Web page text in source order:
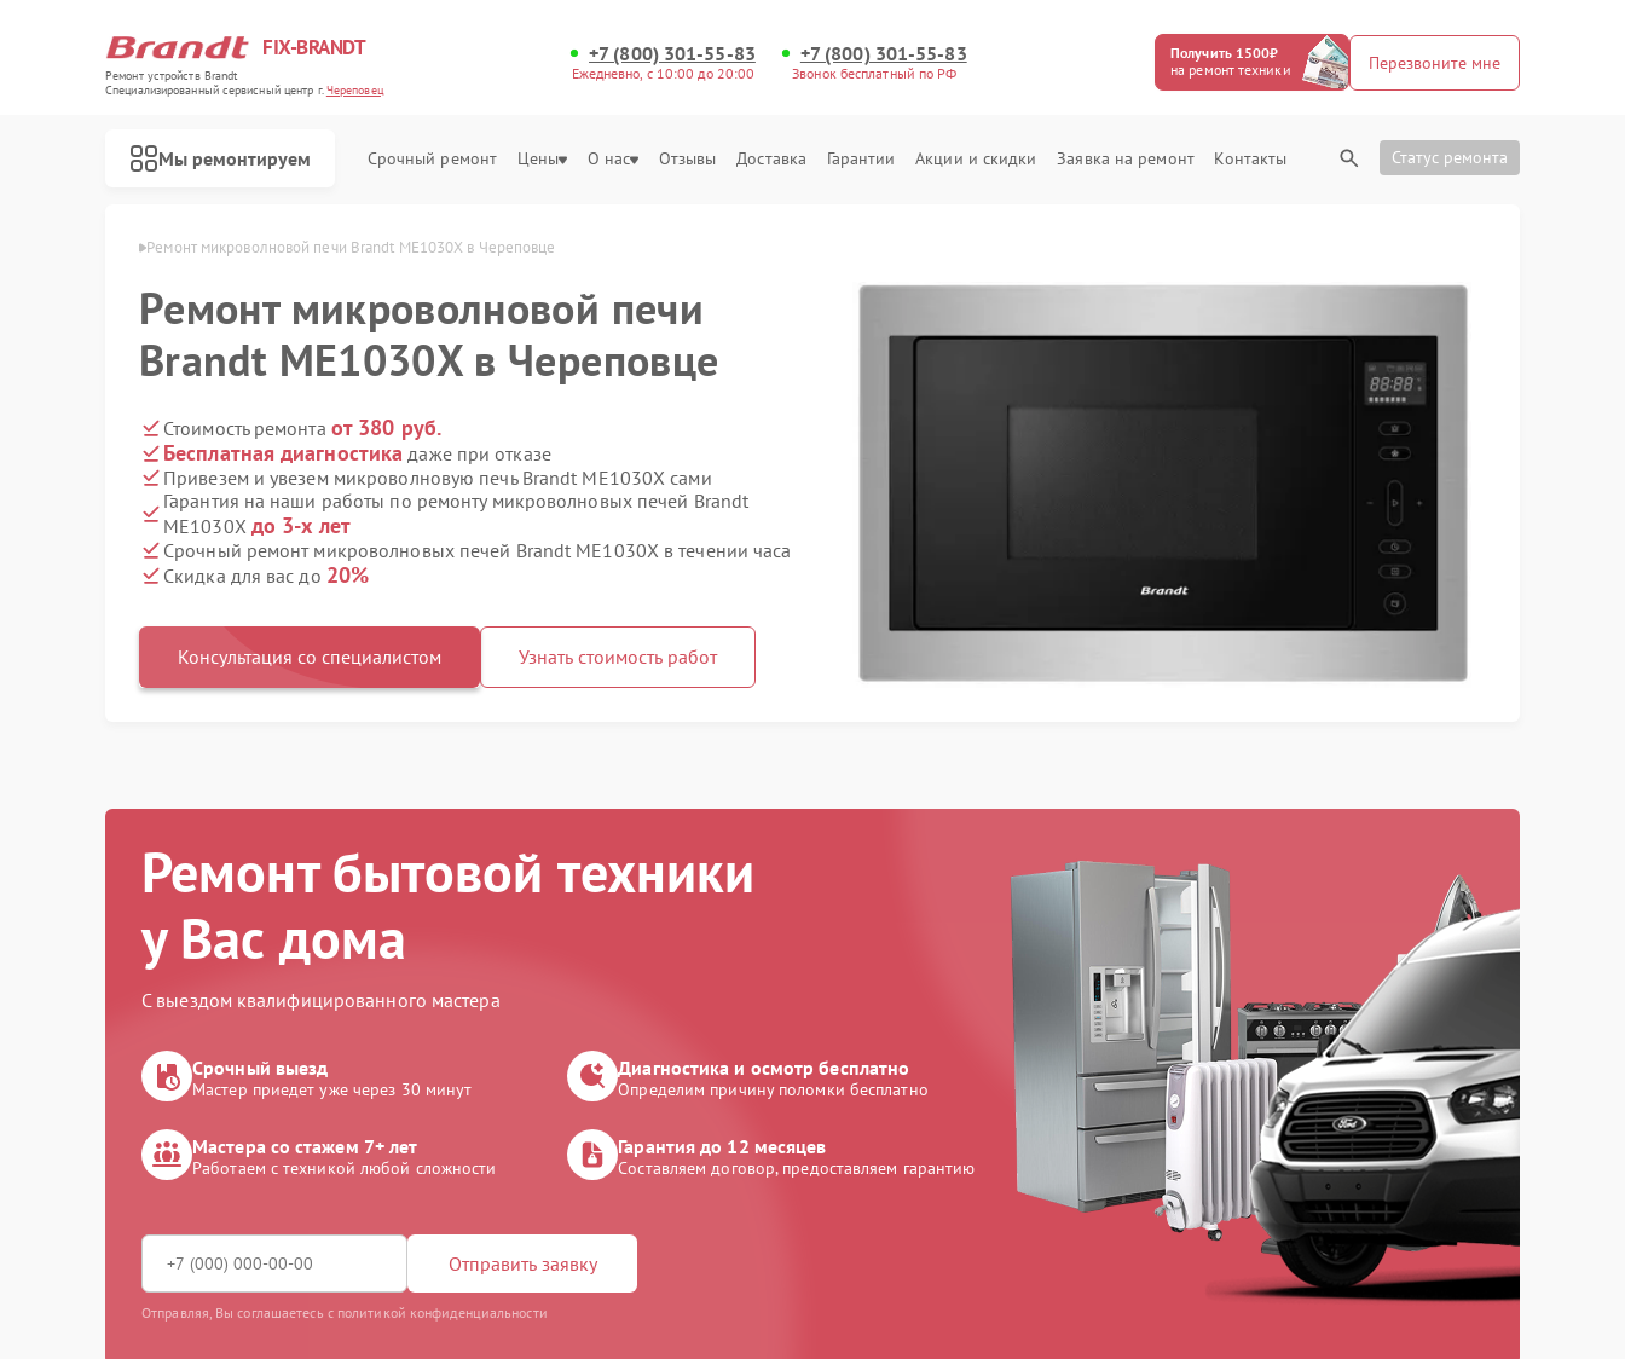
FIX-BRANDT
Ремонт устройств Brandt
Специализированный cервисный центр г.Череповец
+7 (800) 301-55-83
Ежедневно, с 10:00 до 20:00
+7 (800) 301-55-83
Звонок бесплатный по РФ
Получить 1500₽
на ремонт техники
Перезвоните мне
Мы ремонтируем Срочный ремонт Цены О нас Отзывы Доставка Гарантии Акции и скидки Заявка на ремонт Контакты Статус ремонта
в Череповце Ремонт микроволновой печи Brandt ME1030X в Череповце
Ремонт микроволновой печи
Brandt ME1030X в Череповце
Стоимость ремонта от 380 руб.
Бесплатная диагностика даже при отказе
Привезем и увезем микроволновую печь Brandt ME1030X сами
Гарантия на наши работы по ремонту микроволновых печей Brandt
ME1030X до 3-х лет
Срочный ремонт микроволновых печей Brandt ME1030X в течении часа
Скидка для вас до 20%
Консультация со специалистом Узнать стоимость работ
Ремонт бытовой техники
у Вас дома
С выездом квалифицированного мастера
Срочный выезд
Мастер приедет уже через 30 минут
Диагностика и осмотр бесплатно
Определим причину поломки бесплатно
Мастера со стажем 7+ лет
Работаем с техникой любой сложности
Гарантия до 12 месяцев
Составляем договор, предоставляем гарантию
Отправить заявку
Отправляя, Вы соглашаетесь с политикой конфиденциальности